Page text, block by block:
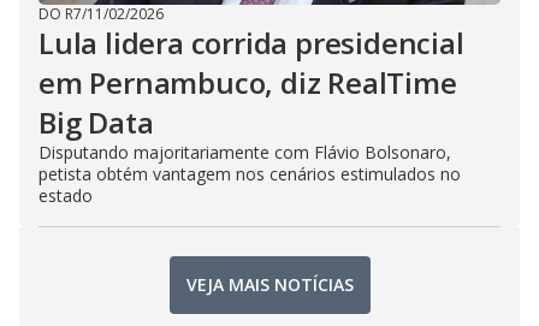
DO R7/11/02/2026
Lula lidera corrida presidencial
em Pernambuco, diz RealTime
Big Data
Disputando majoritariamente com Flávio Bolsonaro,
petista obtém vantagem nos cenários estimulados no
estado
VEJA MAIS NOTÍCIAS